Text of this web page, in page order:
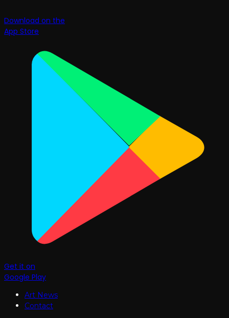
Download on the
App Store
Get it on
Google Play
Art News
Contact